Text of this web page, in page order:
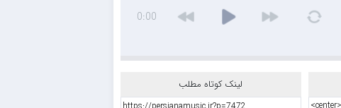
0:00
لینک کوتاه مطلب